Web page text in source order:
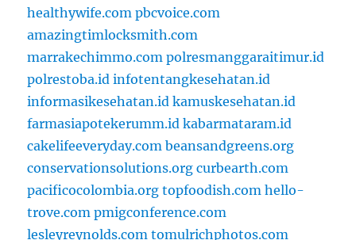
healthywife.com pbcvoice.com
amazingtimlocksmith.com
marrakechimmo.com polresmanggaraitimur.id
polrestoba.id infotentangkesehatan.id
informasikesehatan.id kamuskesehatan.id
farmasiapotekerumm.id kabarmataram.id
cakelifeeveryday.com beansandgreens.org
conservationsolutions.org curbearth.com
pacificocolombia.org topfoodish.com hello-
trove.com pmigconference.com
lesleyreynolds.com tomulrichphotos.com